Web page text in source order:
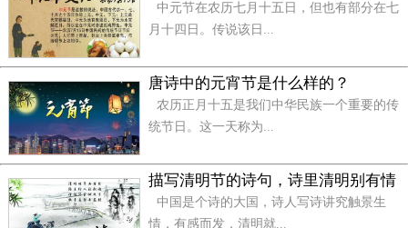
12、短信一条，价值一毛，简短言语，爱意传送，
是否收到，是否看到，收到请看，看完笑笑，是否回
复，都不重要，真心祝愿，新年快乐！
13、微风轻拂,白云远逝,在我心中永恒的是友情。
祝新年快乐,万事如意!请你把这最诚挚的祝福带在身
边,让幸福永远伴随你。
14、让幸运的阳光走进你的窗,让幸福和快乐悄悄
中元节在农历七月十五日，但也有部分在七
月十四日。传说该日...
唐诗中的元宵节是什么样的？
农历正月十五是我们中华民族一个重要的传
统节日。这一天称为...
描写清明节的诗句，诗里清明别有情
中国是个诗的大国，诗人写诗讲究触景生
情，有感而发，清明就...